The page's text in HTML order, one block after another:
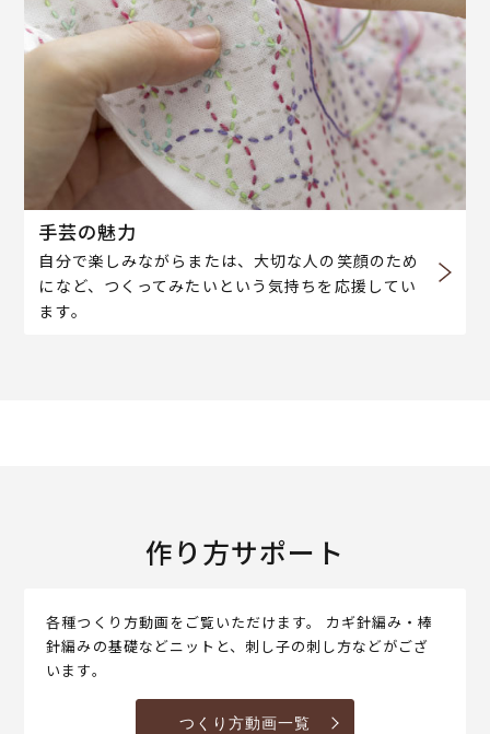
手芸の魅力
自分で楽しみながらまたは、大切な人の笑顔のため
になど、つくってみたいという気持ちを応援してい
ます。
作り方サポート
各種つくり方動画をご覧いただけます。 カギ針編み・棒
針編みの基礎などニットと、刺し子の刺し方などがござ
います。
つくり方動画一覧